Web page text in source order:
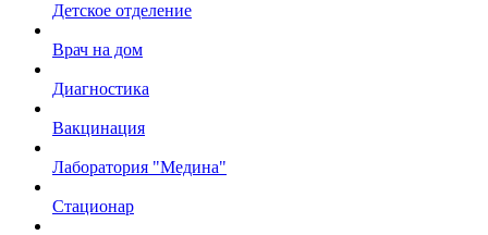
Детское отделение
Врач на дом
Диагностика
Вакцинация
Лаборатория "Медина"
Стационар